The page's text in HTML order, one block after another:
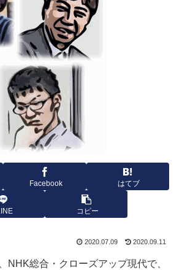
Facebook はてブ
コピー
2020.07.09 2020.09.11
NHK総合・クローズアップ現代で、